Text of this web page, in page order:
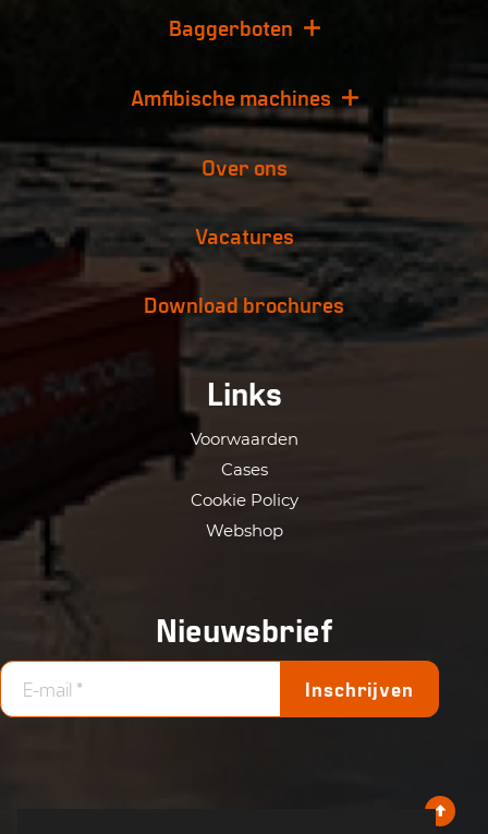
Baggerboten
Amfibische machines
Over ons
Vacatures
Download brochures
Links
Voorwaarden
Cases
Cookie Policy
Webshop
Nieuwsbrief
Inschrijven